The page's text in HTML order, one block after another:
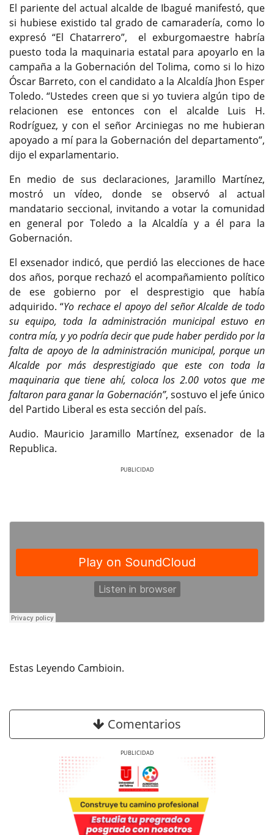
El pariente del actual alcalde de Ibagué manifestó, que
si hubiese existido tal grado de camaradería, como lo
expresó “El Chatarrero”, el exburgomaestre habría
puesto toda la maquinaria estatal para apoyarlo en la
campaña a la Gobernación del Tolima, como si lo hizo
Óscar Barreto, con el candidato a la Alcaldía Jhon Esper
Toledo. “Ustedes creen que si yo tuviera algún tipo de
relacionen ese entonces con el alcalde Luis H.
Rodríguez, y con el señor Arciniegas no me hubieran
apoyado a mí para la Gobernación del departamento”,
dijo el exparlamentario.
En medio de sus declaraciones, Jaramillo Martínez,
mostró un vídeo, donde se observó al actual
mandatario seccional, invitando a votar la comunidad
en general por Toledo a la Alcaldía y a él para la
Gobernación.
El exsenador indicó, que perdió las elecciones de hace
dos años, porque rechazó el acompañamiento político
de ese gobierno por el desprestigio que había
adquirido. “Yo rechace el apoyo del señor Alcalde de todo
su equipo, toda la administración municipal estuvo en
contra mía, y yo podría decir que pude haber perdido por la
falta de apoyo de la administración municipal, porque un
Alcalde por más desprestigiado que este con toda la
maquinaria que tiene ahí, coloca los 2.00 votos que me
faltaron para ganar la Gobernación”, sostuvo el jefe único
del Partido Liberal es esta sección del país.
Audio. Mauricio Jaramillo Martínez, exsenador de la
Republica.
Estas Leyendo Cambioin.
Comentarios